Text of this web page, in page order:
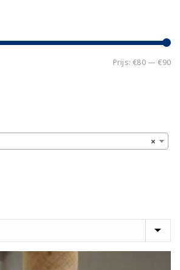
Prijs:€80—€90
×